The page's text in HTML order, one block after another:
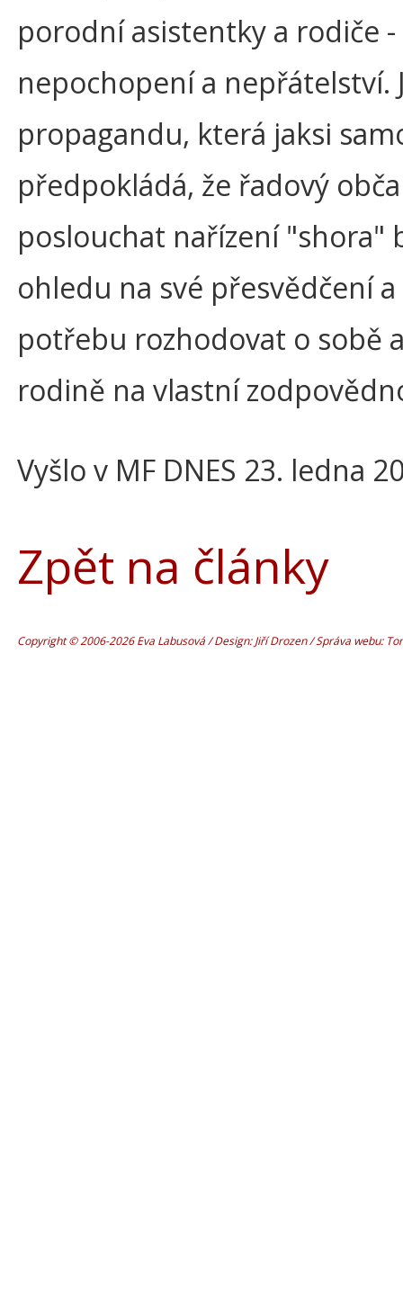
porodní asistentky a rodiče
nepochopení a nepřátelství.
propagandu, která jaksi
předpokládá, že řadový
poslouchat nařízení "shora"
ohledu na své přesvědčení
potřebu rozhodovat o sobě
rodině na vlastní
Vyšlo v MF DNES 23. ledna
Zpět na články
Copyright © 2006-2026 Eva Labusová / Design: Jiří Drozen / Správa webu: